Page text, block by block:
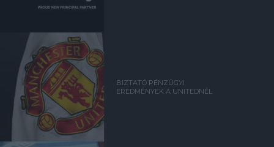
BIZTATÓ PÉNZÜGYI
EREDMÉNYEK A UNITEDNÉL